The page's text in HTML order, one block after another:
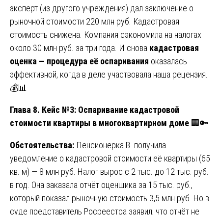
эксперт (из другого учреждения) дал заключение о
рыночной стоимости 220 млн руб. Кадастровая
стоимость снижена. Компания сэкономила на налогах
около 30 млн руб. за три года. И снова кадастровая
оценка — процедура её оспаривания оказалась
эффективной, когда в деле участвовала наша рецензия.
💰📊
Глава 8. Кейс №3: Оспаривание кадастровой
стоимости квартиры в многоквартирном доме 🏢🔑
Обстоятельства: Пенсионерка В. получила
уведомление о кадастровой стоимости её квартиры (65
кв. м) — 8 млн руб. Налог вырос с 2 тыс. до 12 тыс. руб.
в год. Она заказала отчёт оценщика за 15 тыс. руб.,
который показал рыночную стоимость 3,5 млн руб. Но в
суде представитель Росреестра заявил, что отчёт не